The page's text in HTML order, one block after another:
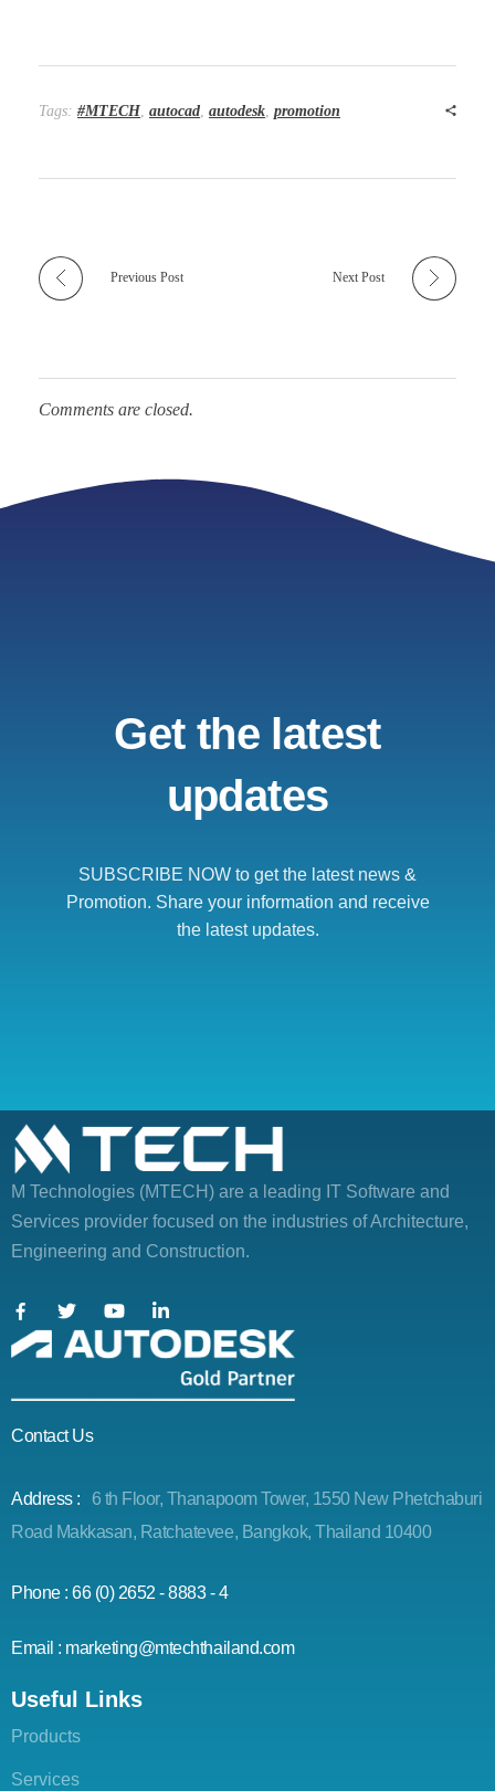
Tags: #MTECH, autocad, autodesk, promotion
Previous Post Next Post
Comments are closed.
Get the latest
updates
SUBSCRIBE NOW to get the latest news &
Promotion. Share your information and receive
the latest updates.
M Technologies (MTECH) are a leading IT Software and
Services provider focused on the industries of Architecture,
Engineering and Construction.
Contact Us
Address :
6 th Floor, Thanapoom Tower, 1550 New Phetchaburi
Road Makkasan, Ratchatevee, Bangkok, Thailand 10400
Phone : 66 (0) 2652 - 8883 - 4
Email : marketing@mtechthailand.com
Useful Links
Products
Services